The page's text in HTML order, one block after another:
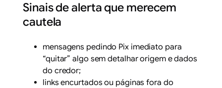
Sinais de alerta que merecem
cautela
mensagens pedindo Pix imediato para
“quitar” algo sem detalhar origem e dados
do credor;
links encurtados ou páginas fora do